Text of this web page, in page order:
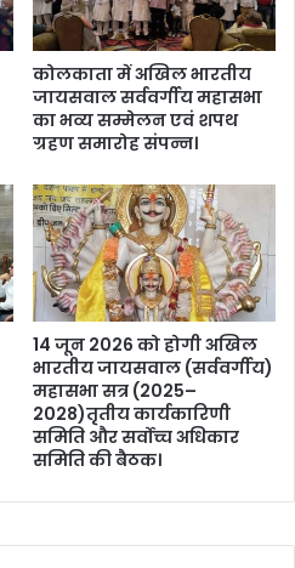
कोलकाता में अखिल भारतीय
जायसवाल सर्ववर्गीय महासभा
का भव्य सम्मेलन एवं शपथ
ग्रहण समारोह संपन्न।
14 जून 2026 को होगी अखिल
भारतीय जायसवाल (सर्ववर्गीय)
महासभा सत्र (2025–
2028)तृतीय कार्यकारिणी
समिति और सर्वोच्च अधिकार
समिति की बैठक।